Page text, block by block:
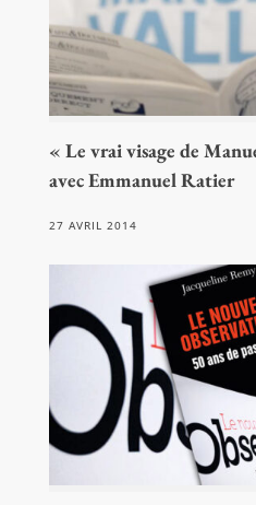
« Le vrai visage de
avec Emmanuel Ratier
27 AVRIL 2014